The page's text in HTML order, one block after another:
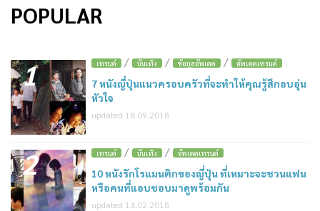
POPULAR
1 เทรนด์ / บันเทิง / ข้อมูลอัพเดต / อัพเดตเทรนด์
7 หนังญี่ปุ่นแนวครอบครัวที่จะทำให้คุณรู้สึกอบอุ่น
หัวใจ
updated 18.09.2018
2 เทรนด์ / บันเทิง / อัพเดตเทรนด์
10 หนังรักโรแมนติกของญี่ปุ่น ที่เหมาะจะชวนแฟน
หรือคนที่แอบชอบมาดูพร้อมกัน
updated 14.02.2018